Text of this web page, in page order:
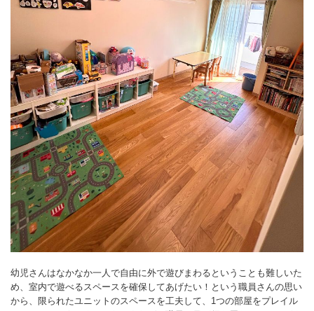
幼児さんはなかなか一人で自由に外で遊びまわるということも難しいた
め、室内で遊べるスペースを確保してあげたい！という職員さんの思い
から、限られたユニットのスペースを工夫して、1つの部屋をプレイル